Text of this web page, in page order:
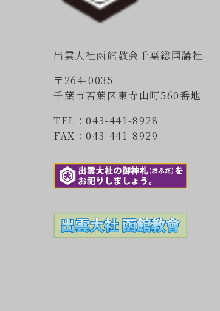
出雲大社函館教会千葉総国講社
〒264-0035
千葉市若葉区東寺山町560番地
TEL：043-441-8928
FAX：043-441-8929